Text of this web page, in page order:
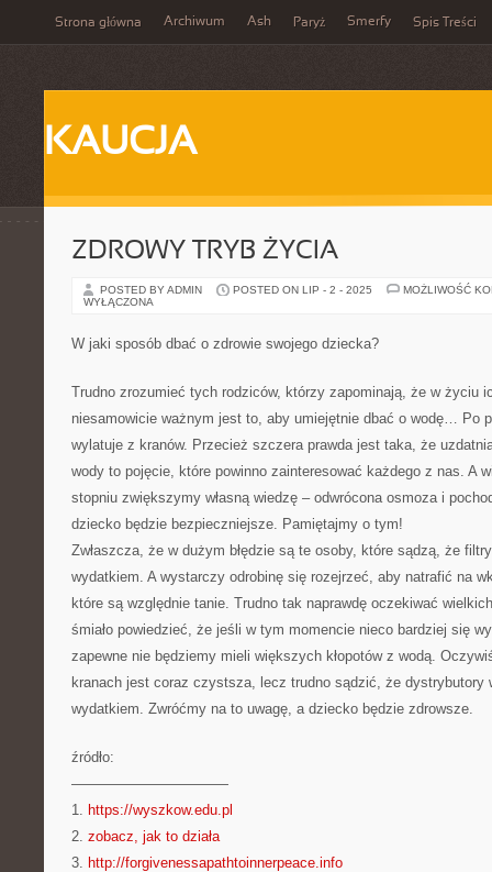
Strona główna Archiwum Ash Paryż Smerfy Spis Treści
KAUCJA
ZDROWY TRYB ŻYCIA
POSTED BY ADMIN POSTED ON LIP - 2 - 2025
MOŻLIWOŚĆ
WYŁĄCZONA
W jaki sposób dbać o zdrowie swojego dziecka?
Trudno zrozumieć tych rodziców, którzy zapominają, że w życiu
niesamowicie ważnym jest to, aby umiejętnie dbać o wodę… Po
wylatuje z kranów. Przecież szczera prawda jest taka, że
wody to pojęcie, które powinno zainteresować każdego z nas. A
stopniu zwiększymy własną wiedzę – odwrócona osmoza i
dziecko będzie bezpieczniejsze. Pamiętajmy o tym!
Zwłaszcza, że w dużym błędzie są te osoby, które sądzą, że
wydatkiem. A wystarczy odrobinę się rozejrzeć, aby natrafić na
które są względnie tanie. Trudno tak naprawdę oczekiwać
śmiało powiedzieć, że jeśli w tym momencie nieco bardziej się
zapewne nie będziemy mieli większych kłopotów z wodą.
kranach jest coraz czystsza, lecz trudno sądzić, że dystrybutory
wydatkiem. Zwróćmy na to uwagę, a dziecko będzie zdrowsze.
źródło:
———————————
1. https://wyszkow.edu.pl
2. zobacz, jak to działa
3. http://forgivenessapathtoinnerpeace.info